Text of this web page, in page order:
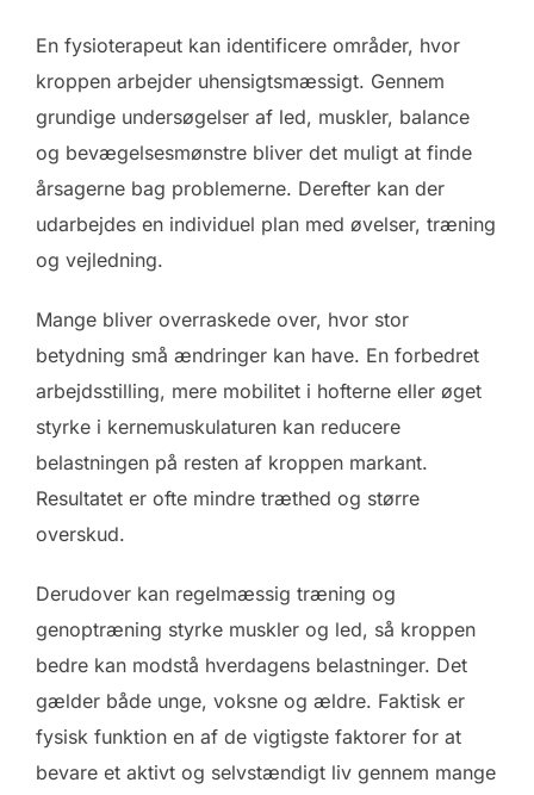
En fysioterapeut kan identificere områder, hvor
kroppen arbejder uhensigtsmæssigt. Gennem
grundige undersøgelser af led, muskler, balance
og bevægelsesmønstre bliver det muligt at finde
årsagerne bag problemerne. Derefter kan der
udarbejdes en individuel plan med øvelser, træning
og vejledning.
Mange bliver overraskede over, hvor stor
betydning små ændringer kan have. En forbedret
arbejdsstilling, mere mobilitet i hofterne eller øget
styrke i kernemuskulaturen kan reducere
belastningen på resten af kroppen markant.
Resultatet er ofte mindre træthed og større
overskud.
Derudover kan regelmæssig træning og
genoptræning styrke muskler og led, så kroppen
bedre kan modstå hverdagens belastninger. Det
gælder både unge, voksne og ældre. Faktisk er
fysisk funktion en af de vigtigste faktorer for at
bevare et aktivt og selvstændigt liv gennem mange